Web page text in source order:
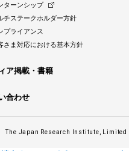
ターンシップ
チステークホルダー方針
プライアンス
さま対応における基本方針
ア掲載・書籍
合わせ
The Japan Research Institute, Limited